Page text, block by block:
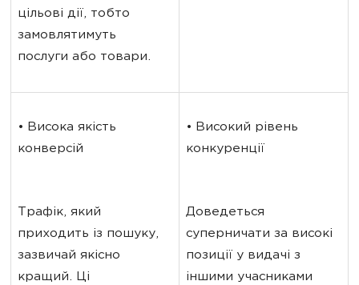
цільові дії, тобто
замовлятимуть
послуги або товари.
• Висока якість
конверсій
Трафік, який
приходить із пошуку,
зазвичай якісно
кращий. Ці
• Високий рівень
конкуренції
Доведеться
суперничати за високі
позиції у видачі з
іншими учасниками